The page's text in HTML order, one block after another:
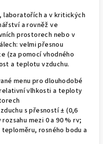
laboratořích a v kritických
a rovněž ve
prostorech nebo v
velmi přesnou
(za pomocí vhodného
a teplotu vzduchu.
menu pro dlouhodobé
vlhkosti a teploty
s přesností ± (0,6
mezi 0 a 90 % rv;
rosného bodu a